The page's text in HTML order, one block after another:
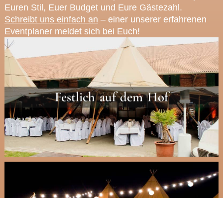
Euren Stil, Euer Budget und Eure Gästezahl.
Schreibt uns einfach an – einer unserer erfahrenen
Eventplaner meldet sich bei Euch!
Festlich auf dem Hof